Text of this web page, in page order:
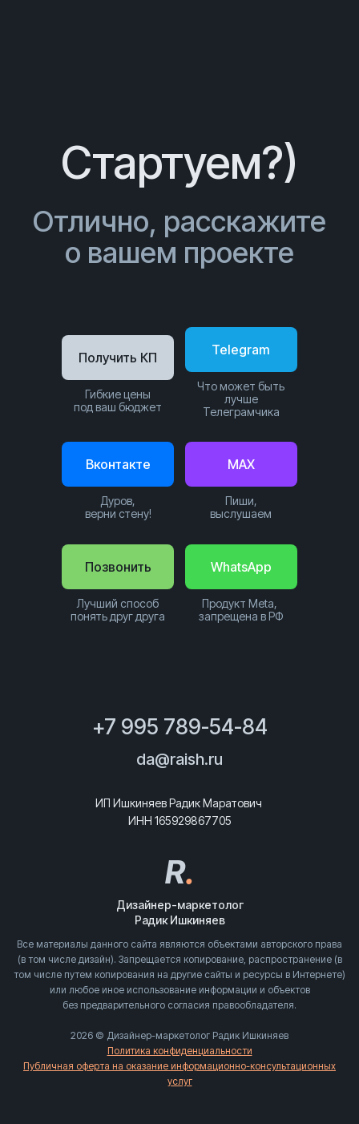
Стартуем?)
Отлично, расскажите
о вашем проекте
Позвонить
Лучший способ
понять друг друга
WhatsApp
Продукт Meta,
запрещена в РФ
Telegram
Что может быть
лучше
Телеграмчика
Вконтакте
Дуров,
верни стену!
Получить КП
Гибкие цены
под ваш бюджет
MAX
Пиши,
выслушаем
+7 995 789-54-84
da@raish.ru
ИП Ишкиняев Радик Маратович
ИНН 165929867705
R.
Дизайнер-маркетолог
Радик Ишкиняев
Все материалы данного сайта являются объектами авторского права
(в том числе дизайн). Запрещается копирование, распространение (в
том числе путем копирования на другие сайты и ресурсы в Интернете)
или любое иное использование информации и объектов
без предварительного согласия правообладателя.
2026 © Дизайнер-маркетолог Радик Ишкиняев
Политика конфиденциальности
Публичная оферта на оказание информационно-консультационных
услуг